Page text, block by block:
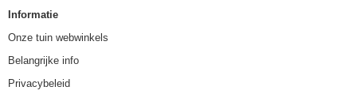
Informatie
Onze tuin webwinkels
Belangrijke info
Privacybeleid